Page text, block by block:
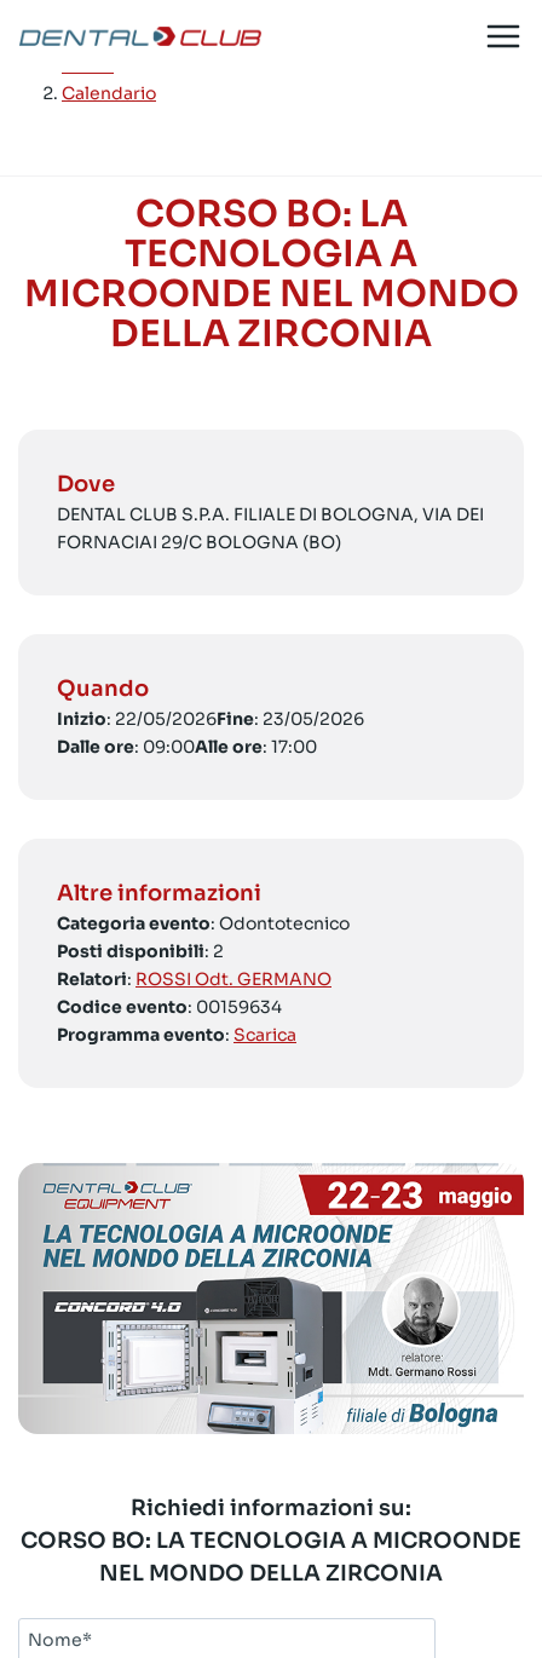
contenuto
Calendario
CORSO BO: LA
TECNOLOGIA A
MICROONDE NEL MONDO
DELLA ZIRCONIA
Dove
DENTAL CLUB S.P.A. FILIALE DI BOLOGNA, VIA DEI
FORNACIAI 29/C BOLOGNA (BO)
Quando
Inizio: 22/05/2026Fine: 23/05/2026
Dalle ore: 09:00Alle ore: 17:00
Altre informazioni
Categoria evento: Odontotecnico
Posti disponibili: 2
Relatori: ROSSI Odt. GERMANO
Codice evento: 00159634
Programma evento: Scarica
Richiedi informazioni su:
CORSO BO: LA TECNOLOGIA A MICROONDE
NEL MONDO DELLA ZIRCONIA
Nome*